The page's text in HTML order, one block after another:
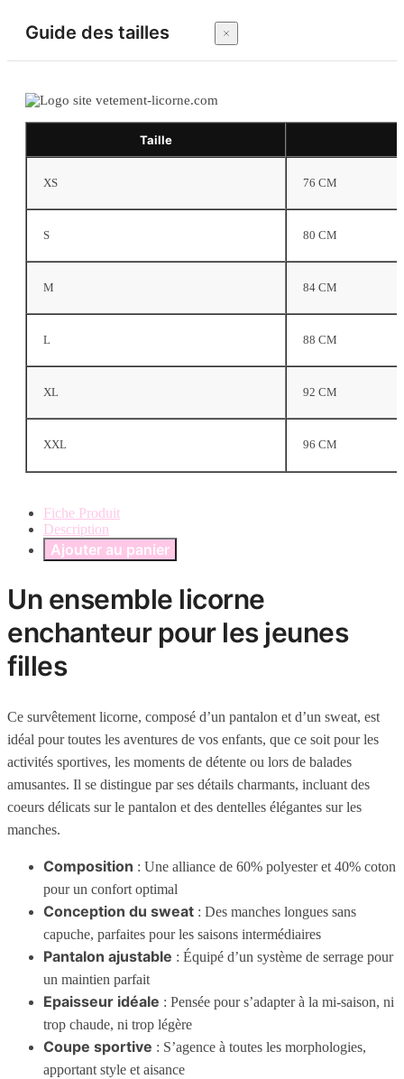
Guide des tailles
Taille
XS 76 CM
S 80 CM
M 84 CM
L 88 CM
XL 92 CM
XXL 96 CM
Fiche Produit
Description
Ajouter au panier
Un ensemble licorne
enchanteur pour les jeunes
filles
Ce survêtement licorne, composé d’un pantalon et d’un sweat, est
idéal pour toutes les aventures de vos enfants, que ce soit pour les
activités sportives, les moments de détente ou lors de balades
amusantes. Il se distingue par ses détails charmants, incluant des
coeurs délicats sur le pantalon et des dentelles élégantes sur les
manches.
Composition : Une alliance de 60% polyester et 40% coton
pour un confort optimal
Conception du sweat : Des manches longues sans
capuche, parfaites pour les saisons intermédiaires
Pantalon ajustable : Équipé d’un système de serrage pour
un maintien parfait
Epaisseur idéale : Pensée pour s’adapter à la mi-saison, ni
trop chaude, ni trop légère
Coupe sportive : S’agence à toutes les morphologies,
apportant style et aisance